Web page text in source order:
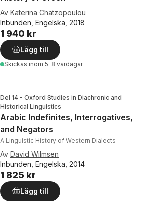
Av Katerina Chatzopoulou
Inbunden, Engelska, 2018
1 940 kr
Lägg till
Skickas inom 5-8 vardagar
Del 14 - Oxford Studies in Diachronic and
Historical Linguistics
Arabic Indefinites, Interrogatives,
and Negators
A Linguistic History of Western Dialects
Av David Wilmsen
Inbunden, Engelska, 2014
1 825 kr
Lägg till